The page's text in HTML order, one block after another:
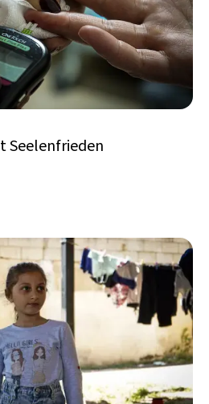
Seelenfrieden